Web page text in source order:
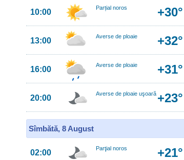
10:00 Parțial noros +30°
13:00 Averse de ploaie +32°
16:00 Averse de ploaie +31°
20:00 Averse de ploaie uşoară +23°
Sîmbătă, 8 August
02:00 Parţial noros +21°